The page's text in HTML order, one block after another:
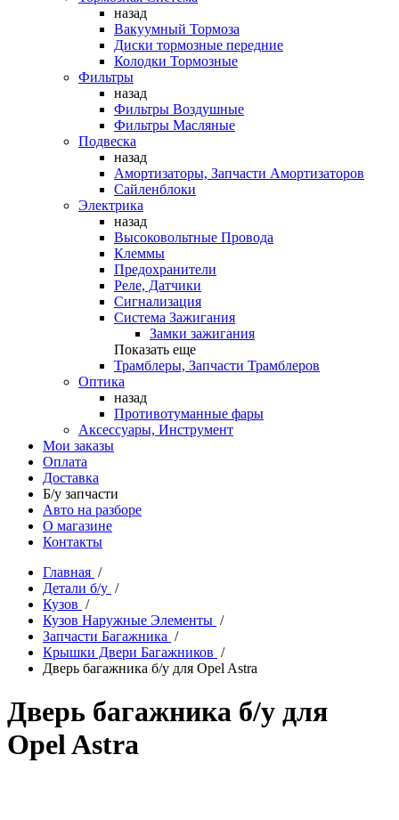
назад
Вакуумный Тормоза
Диски тормозные передние
Колодки Тормозные
Фильтры
назад
Фильтры Воздушные
Фильтры Масляные
Подвеска
назад
Амортизаторы, Запчасти Амортизаторов
Сайленблоки
Электрика
назад
Высоковольтные Провода
Клеммы
Предохранители
Реле, Датчики
Сигнализация
Система Зажигания
Замки зажигания
Показать еще
Трамблеры, Запчасти Трамблеров
Оптика
назад
Противотуманные фары
Аксессуары, Инструмент
Мои заказы
Оплата
Доставка
Б/у запчасти
Авто на разборе
О магазине
Контакты
Главная /
Детали б/у /
Кузов /
Кузов Наружные Элементы /
Запчасти Багажника /
Крышки Двери Багажников /
Дверь багажника б/у для Opel Astra
Дверь багажника б/у для
Opel Astra